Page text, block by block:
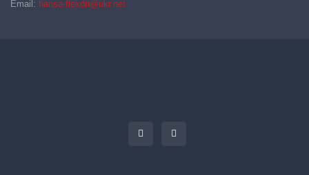
Email: hansa-flexdn@ukr.net